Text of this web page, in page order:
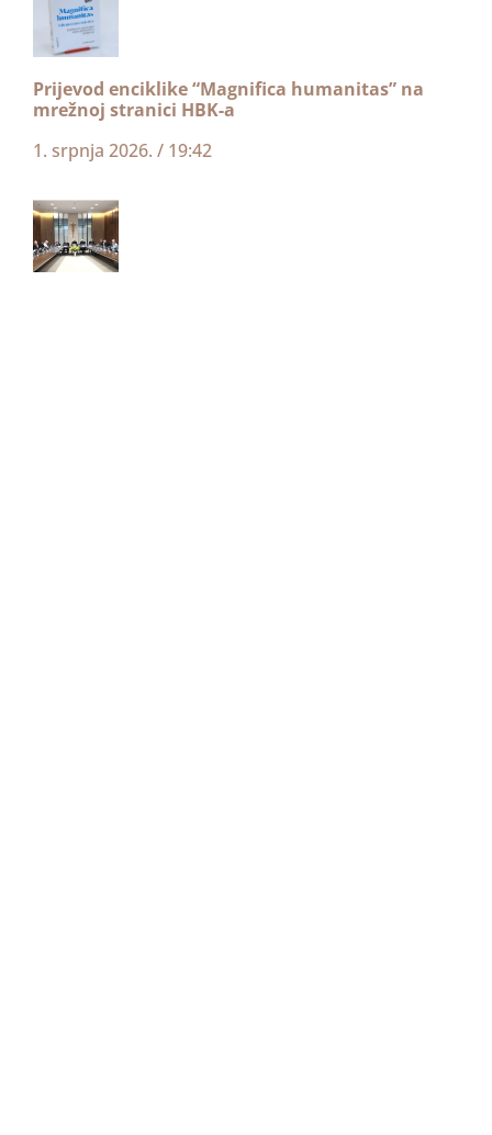
Prijevod enciklike “Magnifica humanitas” na
mrežnoj stranici HBK-a
1. srpnja 2026.
19:42